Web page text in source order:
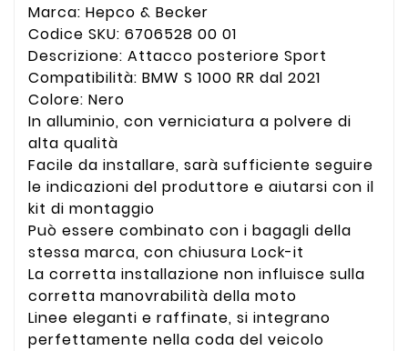
Marca: Hepco & Becker
Codice SKU: 6706528 00 01
Descrizione: Attacco posteriore Sport
Compatibilità: BMW S 1000 RR dal 2021
Colore: Nero
In alluminio, con verniciatura a polvere di
alta qualità
Facile da installare, sarà sufficiente seguire
le indicazioni del produttore e aiutarsi con il
kit di montaggio
Può essere combinato con i bagagli della
stessa marca, con chiusura Lock-it
La corretta installazione non influisce sulla
corretta manovrabilità della moto
Linee eleganti e raffinate, si integrano
perfettamente nella coda del veicolo